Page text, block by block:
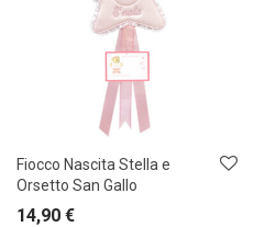
Fiocco Nascita Stella e
Orsetto San Gallo
14,90 €